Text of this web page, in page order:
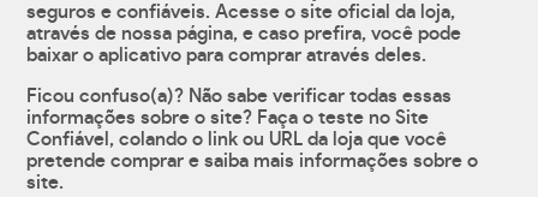
seguros e confiáveis. Acesse o site oficial da loja,
através de nossa página, e caso prefira, você pode
baixar o aplicativo para comprar através deles.
Ficou confuso(a)? Não sabe verificar todas essas
informações sobre o site? Faça o teste no Site
Confiável, colando o link ou URL da loja que você
pretende comprar e saiba mais informações sobre o
site.